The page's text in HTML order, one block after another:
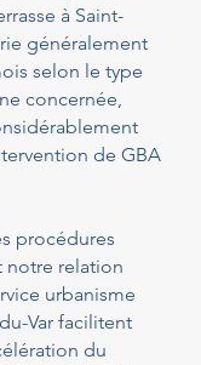
à Saint-
généralement
selon le type
concernée,
de GBA
procédures
notre relation
urbanisme
Var facilitent
du